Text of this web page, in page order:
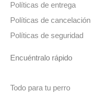
Políticas de entrega
Políticas de cancelación
Políticas de seguridad
Encuéntralo rápido
Todo para tu perro